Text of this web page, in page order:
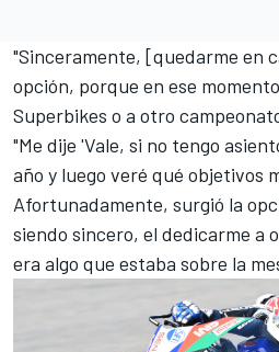
"Sinceramente, [quedarme en
opción, porque en ese
Superbikes o a otro
"Me dije 'Vale, si no tengo
año y luego veré qué objetivos
Afortunadamente, surgió la
siendo sincero, el dedicarme a
era algo que estaba sobre la